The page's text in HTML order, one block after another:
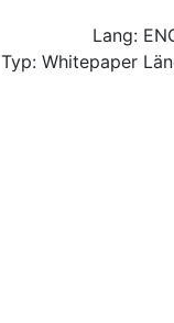
Lang:
Typ: Whitepaper